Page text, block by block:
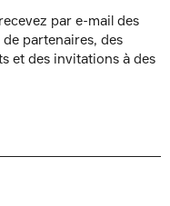
par e-mail des
partenaires, des
et des invitations à des